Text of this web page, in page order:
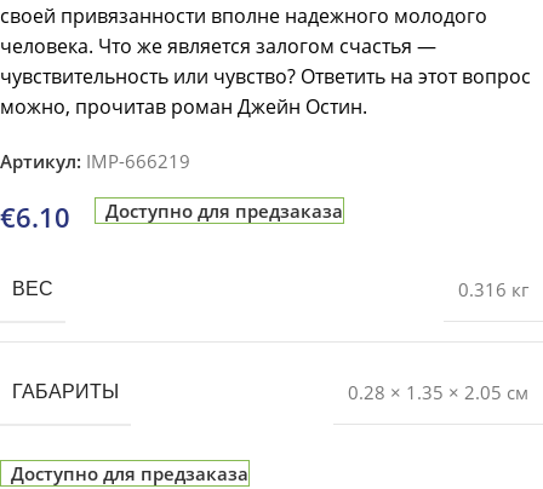
своей привязанности вполне надежного молодого
человека. Что же является залогом счастья —
чувствительность или чувство? Ответить на этот вопрос
можно, прочитав роман Джейн Остин.
Артикул: IMP-666219
€6.10 Доступно для предзаказа
ВЕС 0.316 кг
ГАБАРИТЫ 0.28 × 1.35 × 2.05 см
Доступно для предзаказа